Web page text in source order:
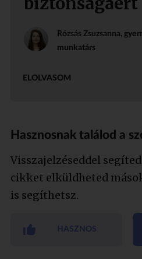
Rózsás Zsuzsanna,
munkatárs
ELOLVASOM
Hasznosnak találod a
Visszajelzéseddel
cikket elküldheted
is segíthetsz.
HASZNOS